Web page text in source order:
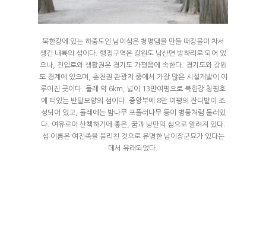
북한강에 있는 하중도인 남이섬은 청평댐을 만들 때강물이 차서
생긴 내륙의 섬이다. 행정구역은 강원도 남산면 방하리로 되어 있
으나, 진입로와 생활권은 경기도 가평읍에 속한다. 경기도와 강원
도 경계에 있으며, 춘천권 관광지 중에서 가장 많은 시설개발이 이
루어진 곳이다. 둘레 약 6km, 넓이 13만여평으로 북한강 청평호
에 떠있는 반달모양의 섬이다. 중앙부에 8만 여평의 잔디밭이 조
성되어 있고, 둘레에는 밤나무 포플러나무 등이 병풍처럼 둘러있
다. 여유로이 산책하기에 좋은, 꿈과 낭만의 섬으로 알려져 있다.
섬 이름은 여진족을 물리친 것으로 유명한 남이장군묘가 있다는
데서 유래되었다.
인사말
외부풍경
객실배치도
ROOMS
웨스턴마차
웨스턴마차 1호~4
웨스턴마차 5호~7
럭셔리글램핑
큐브글램핑
트라이앵글글램핑
카바나글램핑
일반글램핑B,C,D
웨스턴프라이빗
웨스턴프라이빗 1
FACILITY
RESERVATION
예약안내
실시간예약
TRAVEL